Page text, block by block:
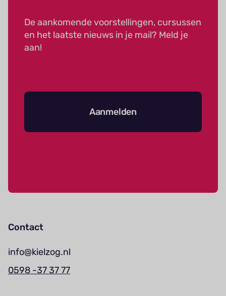
De aankomende voorstellingen, cursussen
en het laatste nieuws in je mail? Meld je
aan!
Aanmelden
Contact
info@kielzog.nl
0598 -37 37 77